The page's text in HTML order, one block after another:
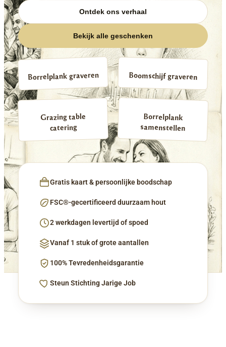
Ontdek ons verhaal
Bekijk alle geschenken
Borrelplank graveren Boomschijf graveren
Grazing table
catering
Borrelplank
samenstellen
Gratis kaart & persoonlijke boodschap
FSC®-gecertificeerd duurzaam hout
2 werkdagen levertijd of spoed
Vanaf 1 stuk of grote aantallen
100% Tevredenheidsgarantie
Steun Stichting Jarige Job